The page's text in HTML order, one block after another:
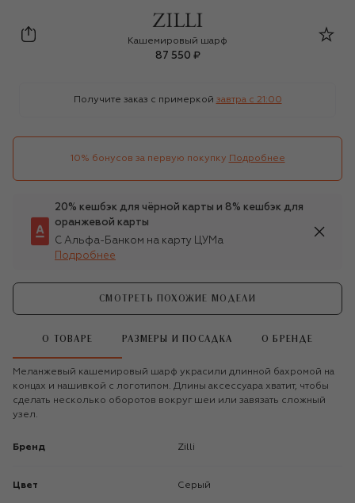
Zilli
Кашемировый шарф
87 550 ₽
Получите заказ с примеркой завтра c 21:00
10% бонусов за первую покупку Подробнее
20% кешбэк для чёрной карты и 8% кешбэк для
оранжевой карты
С Альфа-Банком на карту ЦУМа
Подробнее
СМОТРЕТЬ ПОХОЖИЕ МОДЕЛИ
О ТОВАРЕ РАЗМЕРЫ И ПОСАДКА О БРЕНДЕ
Меланжевый кашемировый шарф украсили длинной бахромой на
концах и нашивкой с логотипом. Длины аксессуара хватит, чтобы
сделать несколько оборотов вокруг шеи или завязать сложный
узел.
Бренд Zilli
Цвет Серый